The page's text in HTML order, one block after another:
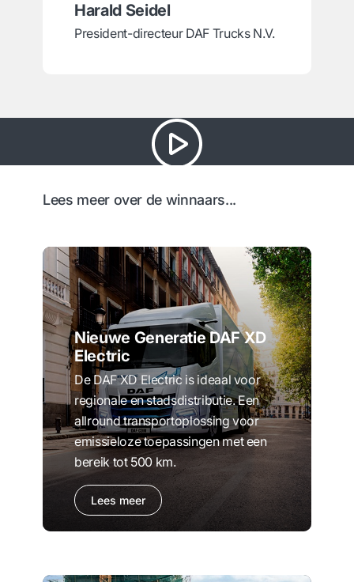
Harald Seidel
President-directeur DAF Trucks N.V.
Lees meer over de winnaars...
Nieuwe Generatie DAF XD
Electric
De DAF XD Electric is ideaal voor
regionale en stadsdistributie. Een
allround transportoplossing voor
emissieloze toepassingen met een
bereik tot 500 km.
Lees meer